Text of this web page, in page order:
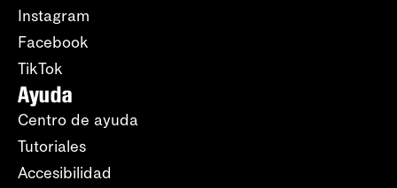
Instagram
Facebook
TikTok
Ayuda
Centro de ayuda
Tutoriales
Accesibilidad